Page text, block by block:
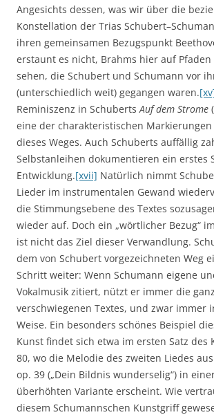
Angesichts dessen, was wir über die
Konstellation der Trias
ihren gemeinsamen Bezugspunkt
erstaunt es nicht, Brahms hier auf
sehen, die Schubert und Schumann vor
(unterschiedlich weit) gegangen waren.
Reminiszenz in SchubertsAuf dem Strome
eine der charakteristischen
dieses Weges. Auch Schuberts auffällig
Selbstanleihen dokumentieren ein erstes
Entwicklung.[xvii] Natürlich nimmt
Lieder im instrumentalen Gewand
die Stimmungsebene des Textes
wieder auf. Doch ein „wörtlicher Bezug“
ist nicht das Ziel dieser Verwandlung.
dem von Schubert vorgezeichneten Weg
Schritt weiter: Wenn Schumann eigene
Vokalmusik zitiert, nützt er immer die
verschwiegenen Textes, und zwar immer
Weise. Ein besonders schönes Beispiel
Kunst findet sich etwa im ersten Satz des
80, wo die Melodie des zweiten Liedes
op. 39 („Dein Bildnis wunderselig“) in
überhöhten Variante erscheint. Wie
diesem Schumannschen Kunstgriff